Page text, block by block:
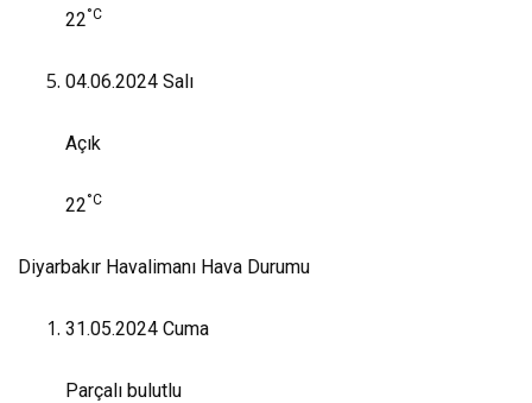
22°C
04.06.2024 Salı
Açık
22°C
Diyarbakır Havalimanı Hava Durumu
31.05.2024 Cuma
Parçalı bulutlu